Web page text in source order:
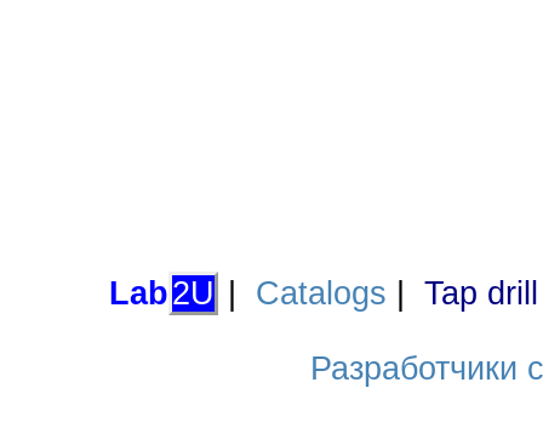
Lab2U Catalogs Tap
Разработчики